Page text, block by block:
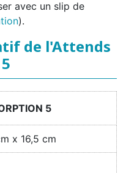
avec un slip de
).
de l'Attends
5
x 16,5 cm